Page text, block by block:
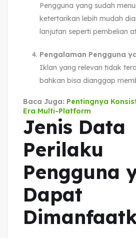
Pengguna yang sudah
ketertarikan lebih mudah
lanjutan seperti pembelian
Pengalaman Pengguna
Iklan yang relevan tidak
bahkan bisa dianggap
Baca Juga: Pentingnya
Era Multi-Platform
Jenis Data
Perilaku
Pengguna
Dapat